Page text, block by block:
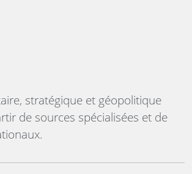
stratégique et géopolitique
de sources spécialisées et de